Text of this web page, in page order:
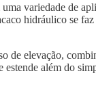
variedade de
hidráulico se
de elevação,
além do